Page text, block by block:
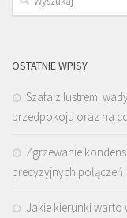
OSTATNIE WPISY
Szafa z lustrem:
przedpokoju oraz na
Zgrzewanie
precyzyjnych połączeń
Jakie kierunki warto